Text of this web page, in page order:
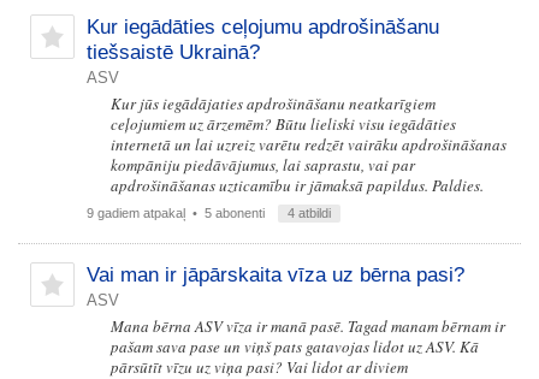
Kur iegādāties ceļojumu apdrošināšanu
tiešsaistē Ukrainā?
ASV
Kur jūs iegādājaties apdrošināšanu neatkarīgiem
ceļojumiem uz ārzemēm? Būtu lieliski visu iegādāties
internetā un lai uzreiz varētu redzēt vairāku apdrošināšanas
kompāniju piedāvājumus, lai saprastu, vai par
apdrošināšanas uzticamību ir jāmaksā papildus. Paldies.
9 gadiem atpakaļ • 5 abonenti 4 atbildi
Vai man ir jāpārskaita vīza uz bērna pasi?
ASV
Mana bērna ASV vīza ir manā pasē. Tagad manam bērnam ir
pašam sava pase un viņš pats gatavojas lidot uz ASV. Kā
pārsūtīt vīzu uz viņa pasi? Vai lidot ar diviem